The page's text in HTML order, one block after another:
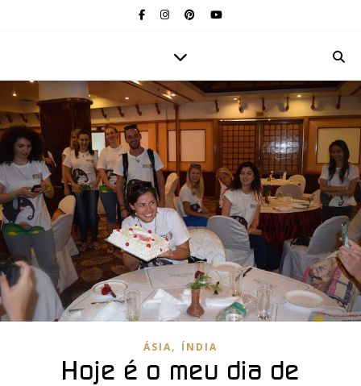
ÁSIA, ÍNDIA
Hoje é o meu dia de